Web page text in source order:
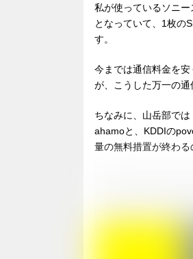
私が使っているソニ
となっていて、1枚の
す。
今までは通信料金を
が、こうした万一の
ちなみに、山岳部で
ahamoと、KDDIの
量の無料措置が終わる